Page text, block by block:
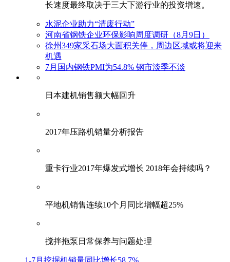
长速度最终取决于三大下游行业的投资增速。
水泥企业助力“清废行动”
河南省钢铁企业环保影响周度调研（8月9日）
徐州349家采石场大面积关停，周边区域或将迎来
机遇
7月国内钢铁PMI为54.8% 钢市淡季不淡
日本建机销售额大幅回升
2017年压路机销量分析报告
重卡行业2017年爆发式增长 2018年会持续吗？
平地机销售连续10个月同比增幅超25%
搅拌拖泵日常保养与问题处理